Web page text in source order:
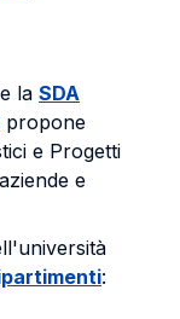
la SDA
propone
e Progetti
e
: